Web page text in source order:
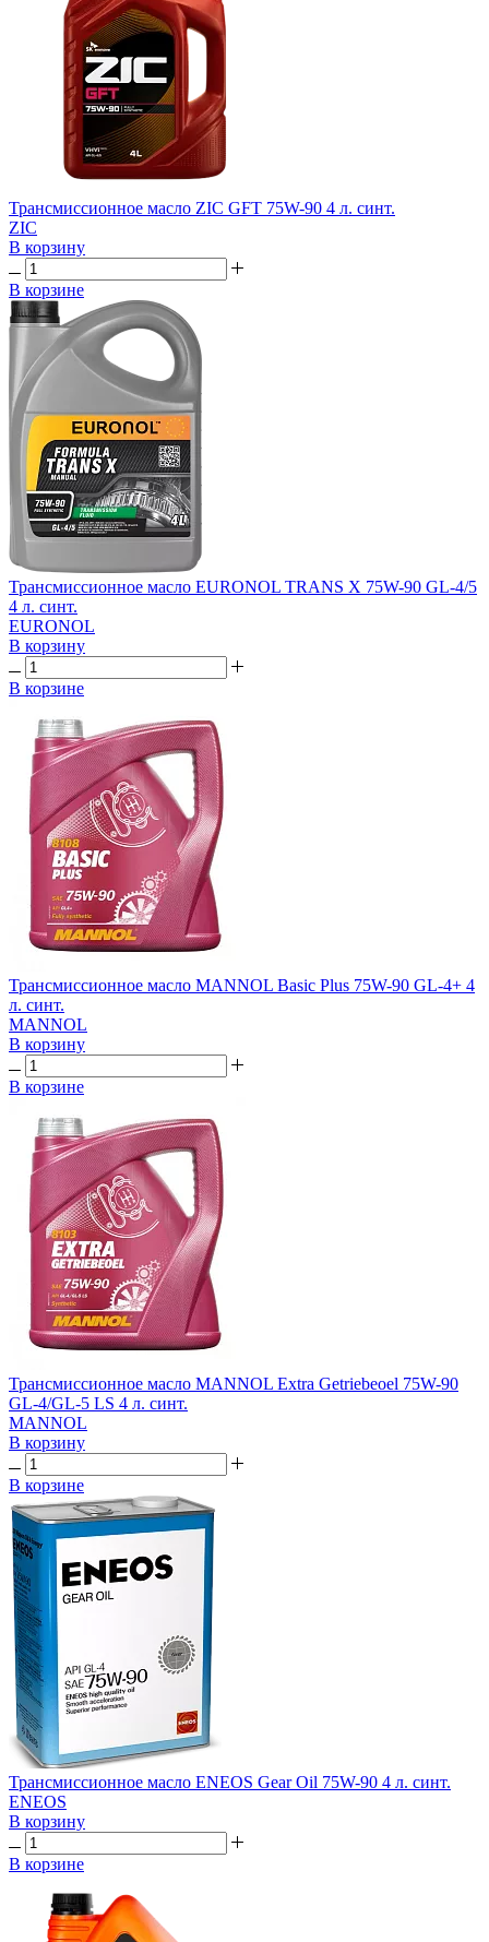
Трансмиссионное масло ZIC GFT 75W-90 4 л. синт.
ZIC
В корзину
В корзине
Трансмиссионное масло EURONOL TRANS X 75W-90 GL-4/5
4 л. синт.
EURONOL
В корзину
В корзине
Трансмиссионное масло MANNOL Basic Plus 75W-90 GL-4+ 4
л. синт.
MANNOL
В корзину
В корзине
Трансмиссионное масло MANNOL Extra Getriebeoel 75W-90
GL-4/GL-5 LS 4 л. синт.
MANNOL
В корзину
В корзине
Трансмиссионное масло ENEOS Gear Oil 75W-90 4 л. синт.
ENEOS
В корзину
В корзине